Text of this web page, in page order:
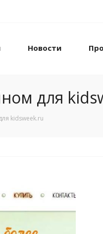
Новости
для
kidsweek.ru